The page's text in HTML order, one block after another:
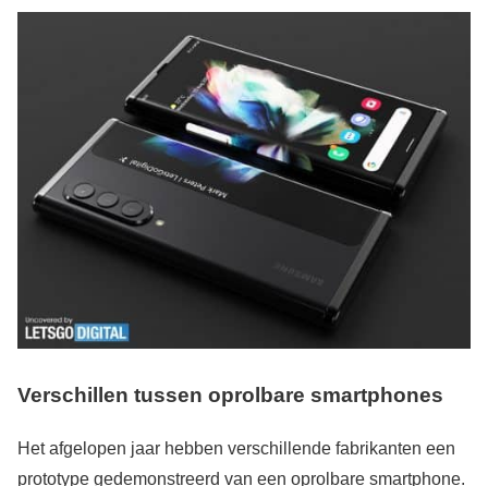
Verschillen tussen oprolbare smartphones
Het afgelopen jaar hebben verschillende fabrikanten een
prototype gedemonstreerd van een oprolbare smartphone.